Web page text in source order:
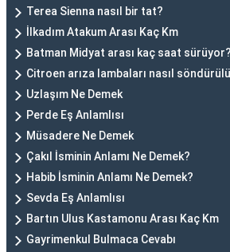
Terea Sienna nasıl bir tat?
İlkadım Atakum Arası Kaç Km
Batman Midyat arası kaç saat sürüyor?
Citroen arıza lambaları nasıl
Uzlaşım Ne Demek
Perde Eş Anlamlısı
Müsadere Ne Demek
Çakıl İsminin Anlamı Ne Demek?
Habib İsminin Anlamı Ne Demek?
Sevda Eş Anlamlısı
Bartın Ulus Kastamonu Arası Kaç Km
Gayrimenkul Bulmaca Cevabı